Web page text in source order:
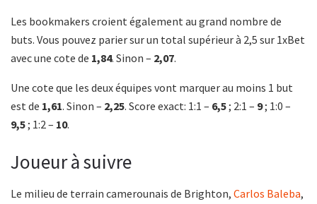
Les bookmakers croient également au grand nombre de
buts. Vous pouvez parier sur un total supérieur à 2,5 sur 1xBet
avec une cote de 1,84. Sinon – 2,07.
Une cote que les deux équipes vont marquer au moins 1 but
est de 1,61. Sinon – 2,25. Score exact: 1:1 – 6,5; 2:1 – 9; 1:0 –
9,5; 1:2 – 10.
Joueur à suivre
Le milieu de terrain camerounais de Brighton, Carlos Baleba,